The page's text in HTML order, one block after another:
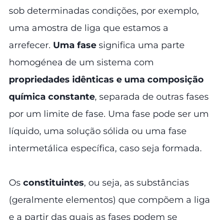
sob determinadas condições, por exemplo,
uma amostra de liga que estamos a
arrefecer. Uma fase significa uma parte
homogénea de um sistema com
propriedades idênticas e uma composição
química constante, separada de outras fases
por um limite de fase. Uma fase pode ser um
líquido, uma solução sólida ou uma fase
intermetálica específica, caso seja formada.
Os constituintes, ou seja, as substâncias
(geralmente elementos) que compõem a liga
e a partir das quais as fases podem se